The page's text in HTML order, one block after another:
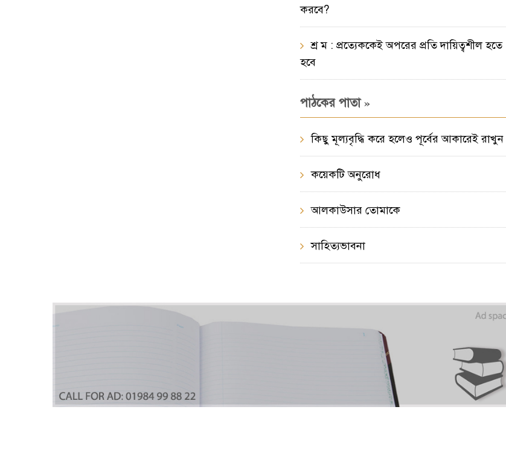
করবে?
শ্র ম : প্রত্যেককেই অপরের প্রতি দায়িত্বশীল হতে
হবে
পাঠকের পাতা»
কিছু মূল্যবৃদ্ধি করে হলেও পূর্বের আকারেই রাখুন
কয়েকটি অনুরোধ
আলকাউসার তোমাকে
সাহিত্যভাবনা